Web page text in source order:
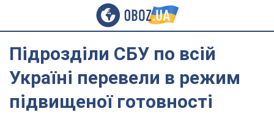
Підрозділи СБУ по всій
Україні перевели в режим
підвищеної готовності